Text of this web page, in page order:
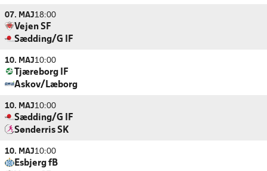
07. MAJ18:00
Vejen SF
Sædding/G IF
10. MAJ10:00
Tjæreborg IF
Askov/Læborg
10. MAJ10:00
Sædding/G IF
Sønderris SK
10. MAJ10:00
Esbjerg fB